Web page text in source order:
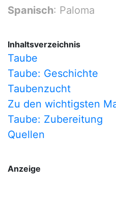
Spanisch: Paloma
Inhaltsverzeichnis
Taube
Taube: Geschichte
Taubenzucht
Zu den wichtigsten
Taube: Zubereitung
Quellen
Anzeige